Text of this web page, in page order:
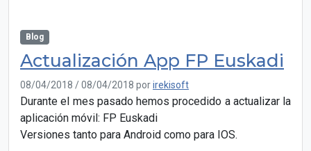
Blog
Actualización App FP Euskadi
08/04/2018 /08/04/2018 porirekisoft
Durante el mes pasado hemos procedido a actualizar la
aplicación móvil: FP Euskadi
Versiones tanto para Android como para IOS.